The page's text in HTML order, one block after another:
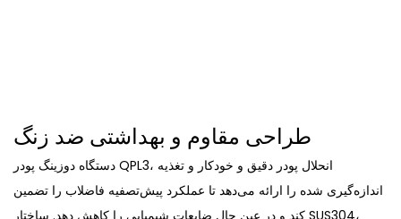
طراحی مقاوم و بهداشتی ضد زنگ
دستگاه دوزینگ پودر QPL3، انحلال پودر دقیق و خودکار و تغذیه
اندازه‌گیری شده را ارائه می‌دهد تا عملکرد پیش‌تصفیه فاضلاب را تضمین
کند و در عین حال ضایعات شیمیایی را کاهش دهد. ساختار SUS304،